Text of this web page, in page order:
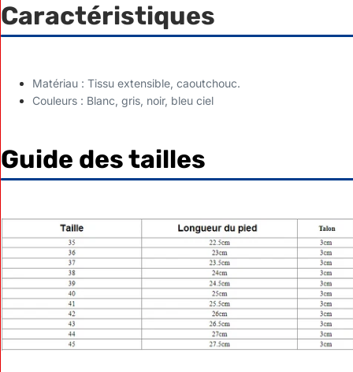
Caractéristiques
Matériau : Tissu extensible, caoutchouc.
Couleurs : Blanc, gris, noir, bleu ciel
Guide des tailles